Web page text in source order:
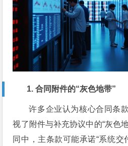
1. 合同附件的“灰色地带”
许多企业认为核心合同条
视了附件与补充协议中的“灰色
同中，主条款可能承诺“系统交